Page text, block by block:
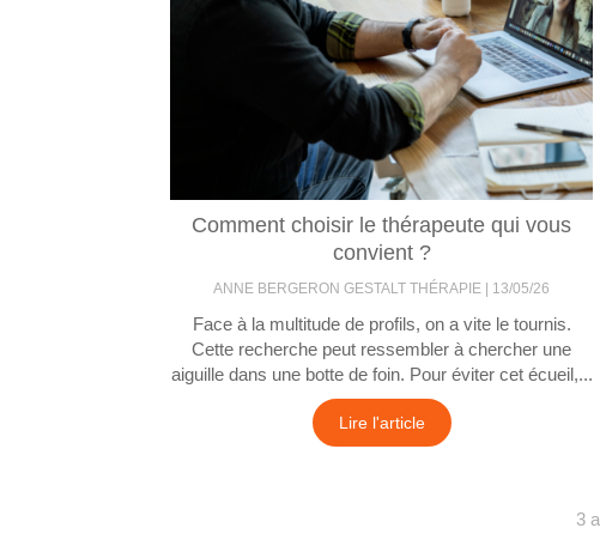
Comment choisir le thérapeute qui vous
convient ?
ANNE BERGERON GESTALT THÉRAPIE 13/05/26
Face à la multitude de profils, on a vite le tournis.
Cette recherche peut ressembler à chercher une
aiguille dans une botte de foin. Pour éviter cet écueil,...
Lire l'article
3